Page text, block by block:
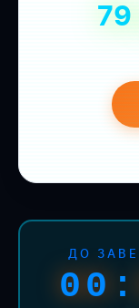
79
ДО